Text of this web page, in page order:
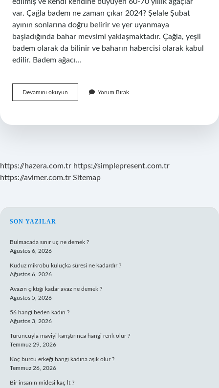
var. Çağla badem ne zaman çıkar 2024? Şelale Şubat
ayının sonlarına doğru belirir ve yer uyanmaya
başladığında bahar mevsimi yaklaşmaktadır. Çağla, yeşil
badem olarak da bilinir ve baharın habercisi olarak kabul
edilir. Badem ağacı…
Devamını okuyun
Fidanı
Çiçek
Yorum Bırak
https://hazera.com.tr https://simplepresent.com.tr
https://avimer.com.tr Sitemap
SIDEBAR
SON YAZILAR
Bulmacada sınır uç ne demek ?
Ağustos 6, 2026
Kuduz mikrobu kuluçka süresi ne kadardır ?
Ağustos 6, 2026
Avazın çıktığı kadar avaz ne demek ?
Ağustos 5, 2026
56 hangi beden kadın ?
Ağustos 3, 2026
Turuncuyla maviyi karıştırınca hangi renk olur ?
Temmuz 29, 2026
Koç burcu erkeği hangi kadına aşık olur ?
Temmuz 26, 2026
Bir insanın midesi kaç lt ?